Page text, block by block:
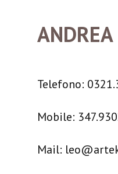
ANDREA
Telefono:
Mobile:
Mail: